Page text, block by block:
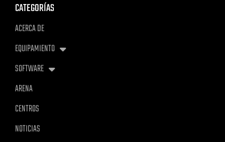
CATEGORÍAS
ACERCA DE
EQUIPAMIENTO
SOFTWARE
ARENA
CENTROS
NOTICIAS